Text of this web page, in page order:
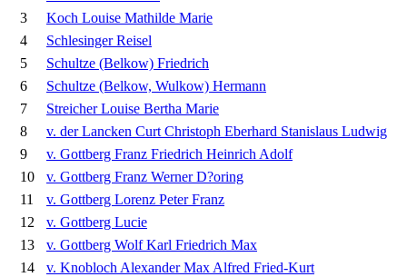
3
Koch Louise Mathilde Marie
4
Schlesinger Reisel
5
Schultze (Belkow) Friedrich
6
Schultze (Belkow, Wulkow) Hermann
7
Streicher Louise Bertha Marie
8
v. der Lancken Curt Christoph Eberhard Stanislaus Ludwig
9
v. Gottberg Franz Friedrich Heinrich Adolf
10
v. Gottberg Franz Werner D?oring
11
v. Gottberg Lorenz Peter Franz
12
v. Gottberg Lucie
13
v. Gottberg Wolf Karl Friedrich Max
14
v. Knobloch Alexander Max Alfred Fried-Kurt